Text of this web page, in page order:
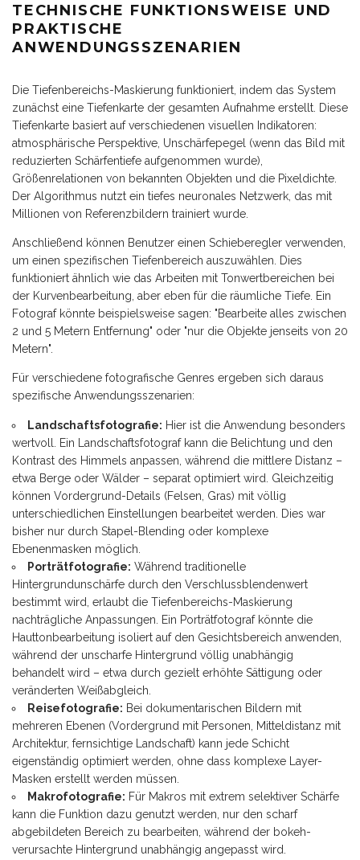
TECHNISCHE FUNKTIONSWEISE UND
PRAKTISCHE
ANWENDUNGSSZENARIEN
Die Tiefenbereichs-Maskierung funktioniert, indem das System
zunächst eine Tiefenkarte der gesamten Aufnahme erstellt. Diese
Tiefenkarte basiert auf verschiedenen visuellen Indikatoren:
atmosphärische Perspektive, Unschärfepegel (wenn das Bild mit
reduzierten Schärfentiefe aufgenommen wurde),
Größenrelationen von bekannten Objekten und die Pixeldichte.
Der Algorithmus nutzt ein tiefes neuronales Netzwerk, das mit
Millionen von Referenzbildern trainiert wurde.
Anschließend können Benutzer einen Schieberegler verwenden,
um einen spezifischen Tiefenbereich auszuwählen. Dies
funktioniert ähnlich wie das Arbeiten mit Tonwertbereichen bei
der Kurvenbearbeitung, aber eben für die räumliche Tiefe. Ein
Fotograf könnte beispielsweise sagen: "Bearbeite alles zwischen
2 und 5 Metern Entfernung" oder "nur die Objekte jenseits von 20
Metern".
Für verschiedene fotografische Genres ergeben sich daraus
spezifische Anwendungsszenarien:
Landschaftsfotografie: Hier ist die Anwendung besonders
wertvoll. Ein Landschaftsfotograf kann die Belichtung und den
Kontrast des Himmels anpassen, während die mittlere Distanz –
etwa Berge oder Wälder – separat optimiert wird. Gleichzeitig
können Vordergrund-Details (Felsen, Gras) mit völlig
unterschiedlichen Einstellungen bearbeitet werden. Dies war
bisher nur durch Stapel-Blending oder komplexe
Ebenenmasken möglich.
Porträtfotografie: Während traditionelle
Hintergrundunschärfe durch den Verschlussblendenwert
bestimmt wird, erlaubt die Tiefenbereichs-Maskierung
nachträgliche Anpassungen. Ein Porträtfotograf könnte die
Hauttonbearbeitung isoliert auf den Gesichtsbereich anwenden,
während der unscharfe Hintergrund völlig unabhängig
behandelt wird – etwa durch gezielt erhöhte Sättigung oder
veränderten Weißabgleich.
Reisefotografie: Bei dokumentarischen Bildern mit
mehreren Ebenen (Vordergrund mit Personen, Mitteldistanz mit
Architektur, fernsichtige Landschaft) kann jede Schicht
eigenständig optimiert werden, ohne dass komplexe Layer-
Masken erstellt werden müssen.
Makrofotografie: Für Makros mit extrem selektiver Schärfe
kann die Funktion dazu genutzt werden, nur den scharf
abgebildeten Bereich zu bearbeiten, während der bokeh-
verursachte Hintergrund unabhängig angepasst wird.